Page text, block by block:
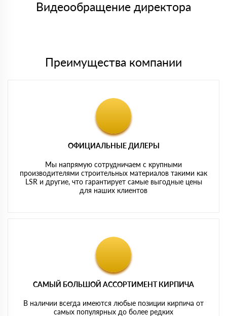
либо Вы забираете товар со склада самовывоза.
Видеообращение директора
Преимущества компании
ОФИЦИАЛЬНЫЕ ДИЛЕРЫ
Мы напрямую сотрудничаем с крупными
производителями строительных материалов такими как
LSR и другие, что гарантирует самые выгодные цены
для наших клиентов
САМЫЙ БОЛЬШОЙ АССОРТИМЕНТ КИРПИЧА
В наличии всегда имеются любые позиции кирпича от
самых популярных до более редких